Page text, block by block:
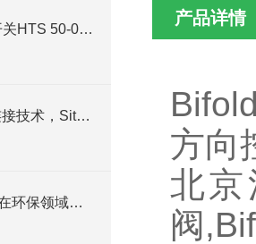
德国BEHLKE高压开关HTS 50-05简化了安装过程
高效精准的模块化连接技术，Sitema锁紧装置解析
Burocco气动开关阀在环保领域的具体应用
产品详情
方向
北
阀